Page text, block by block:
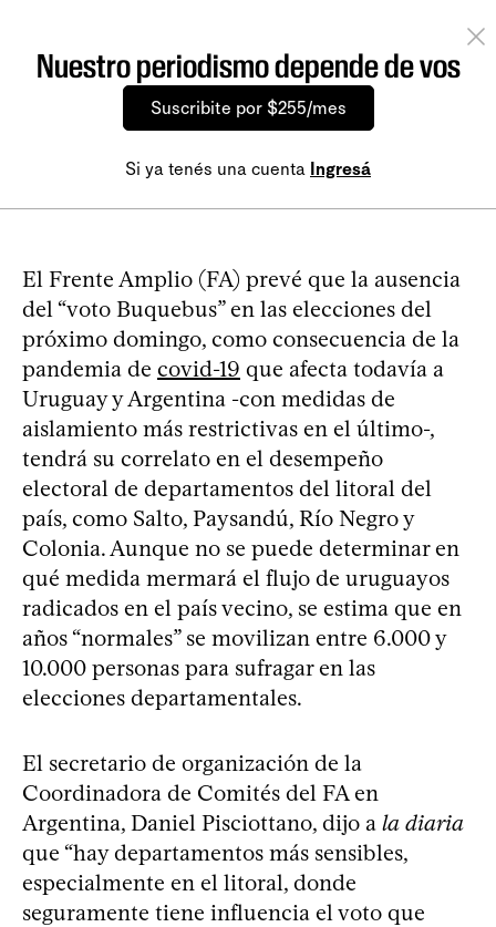
Nuestro periodismo depende de vos
Suscribite por $255/mes
Si ya tenés una cuenta Ingresá
El Frente Amplio (FA) prevé que la ausencia
del “voto Buquebus” en las elecciones del
próximo domingo, como consecuencia de la
pandemia de covid-19 que afecta todavía a
Uruguay y Argentina -con medidas de
aislamiento más restrictivas en el último-,
tendrá su correlato en el desempeño
electoral de departamentos del litoral del
país, como Salto, Paysandú, Río Negro y
Colonia. Aunque no se puede determinar en
qué medida mermará el flujo de uruguayos
radicados en el país vecino, se estima que en
años “normales” se movilizan entre 6.000 y
10.000 personas para sufragar en las
elecciones departamentales.
El secretario de organización de la
Coordinadora de Comités del FA en
Argentina, Daniel Pisciottano, dijo a la diaria
que “hay departamentos más sensibles,
especialmente en el litoral, donde
seguramente tiene influencia el voto que